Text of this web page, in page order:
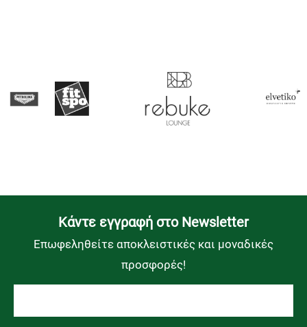
Kάντε εγγραφή στο Newsletter
Επωφεληθείτε αποκλειστικές και μοναδικές
προσφορές!